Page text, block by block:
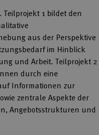
Teilprojekt 1 bildet den
aus der Perspektive
im Hinblick
und Arbeit. Teilprojekt 2
durch eine
Informationen zur
zentrale Aspekte der
Angebotsstrukturen und